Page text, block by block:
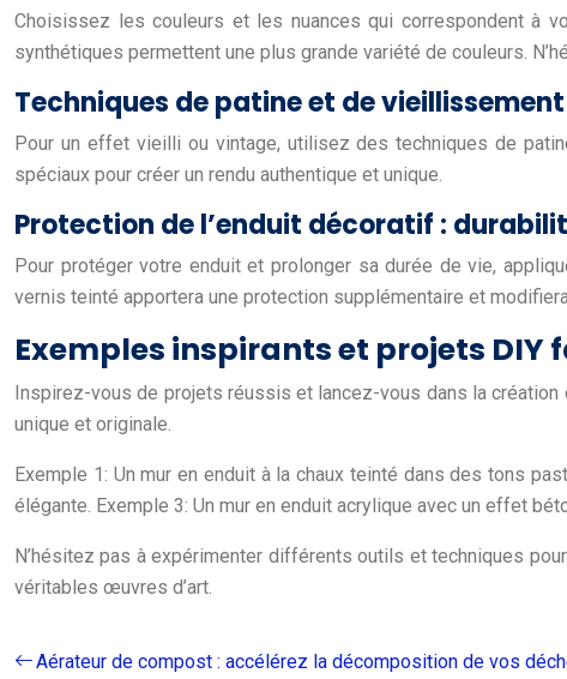
Choisissez les couleurs et les nuances qui correspondent à
synthétiques permettent une plus grande variété de couleurs.
Techniques de patine et de
Pour un effet vieilli ou vintage, utilisez des techniques de
spéciaux pour créer un rendu authentique et unique.
Protection de l’enduit décoratif :
Pour protéger votre enduit et prolonger sa durée de vie,
vernis teinté apportera une protection supplémentaire et
Exemples inspirants et projets DIY
Inspirez-vous de projets réussis et lancez-vous dans la
unique et originale.
Exemple 1: Un mur en enduit à la chaux teinté dans des tons
élégante. Exemple 3: Un mur en enduit acrylique avec un effet
N’hésitez pas à expérimenter différents outils et techniques
véritables œuvres d’art.
Aérateur de compost : accélérez la décomposition de vos